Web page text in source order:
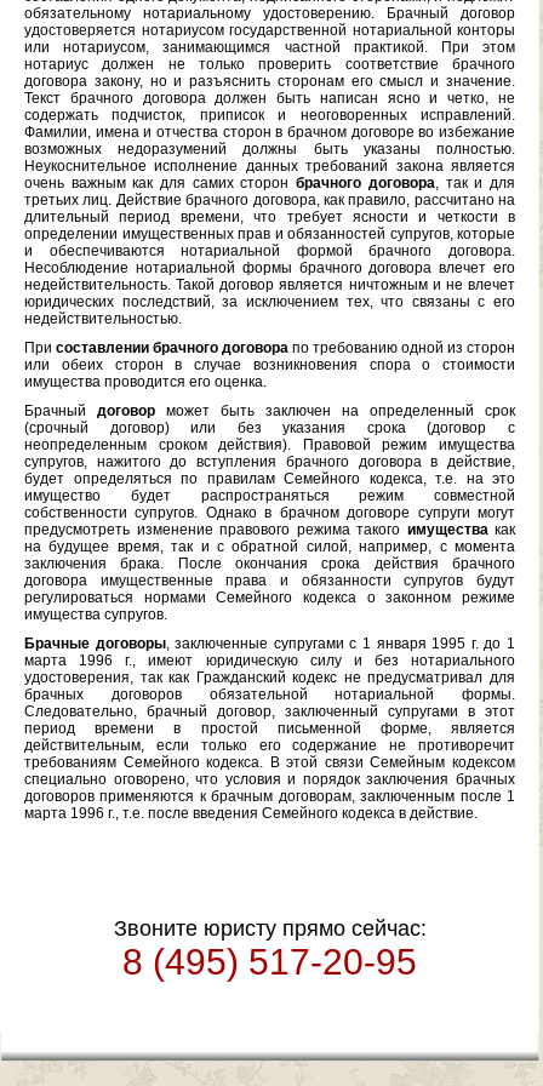
обязательному нотариальному удостоверению. Брачный договор
удостоверяется нотариусом государственной нотариальной конторы
или нотариусом, занимающимся частной практикой. При этом
нотариус должен не только проверить соответствие брачного
договора закону, но и разъяснить сторонам его смысл и значение.
Текст брачного договора должен быть написан ясно и четко, не
содержать подчисток, приписок и неоговоренных исправлений.
Фамилии, имена и отчества сторон в брачном договоре во избежание
возможных недоразумений должны быть указаны полностью.
Неукоснительное исполнение данных требований закона является
очень важным как для самих сторонбрачного договора, так и для
третьих лиц. Действие брачного договора, как правило, рассчитано на
длительный период времени, что требует ясности и четкости в
определении имущественных прав и обязанностей супругов, которые
и обеспечиваются нотариальной формой брачного договора.
Несоблюдение нотариальной формы брачного договора влечет его
недействительность. Такой договор является ничтожным и не влечет
юридических последствий, за исключением тех, что связаны с его
недействительностью.
При составлении брачного договора по требованию одной из сторон
или обеих сторон в случае возникновения спора о стоимости
имущества проводится его оценка.
Брачный договор может быть заключен на определенный срок
(срочный договор) или без указания срока (договор с
неопределенным сроком действия). Правовой режим имущества
супругов, нажитого до вступления брачного договора в действие,
будет определяться по правилам Семейного кодекса, т.е. на это
имущество будет распространяться режим совместной
собственности супругов. Однако в брачном договоре супруги могут
предусмотреть изменение правового режима такого имуществакак
на будущее время, так и с обратной силой, например, с момента
заключения брака. После окончания срока действия брачного
договора имущественные права и обязанности супругов будут
регулироваться нормами Семейного кодекса о законном режиме
имущества супругов.
Брачные договоры, заключенные супругами с 1 января 1995 г. до 1
марта 1996 г., имеют юридическую силу и без нотариального
удостоверения, так как Гражданский кодекс не предусматривал для
брачных договоров обязательной нотариальной формы.
Следовательно, брачный договор, заключенный супругами в этот
период времени в простой письменной форме, является
действительным, если только его содержание не противоречит
требованиям Семейного кодекса. В этой связи Семейным кодексом
специально оговорено, что условия и порядок заключения брачных
договоров применяются к брачным договорам, заключенным после 1
марта 1996 г., т.е. после введения Семейного кодекса в действие.
Звоните юристу прямо сейчас:
8 (495) 517-20-95